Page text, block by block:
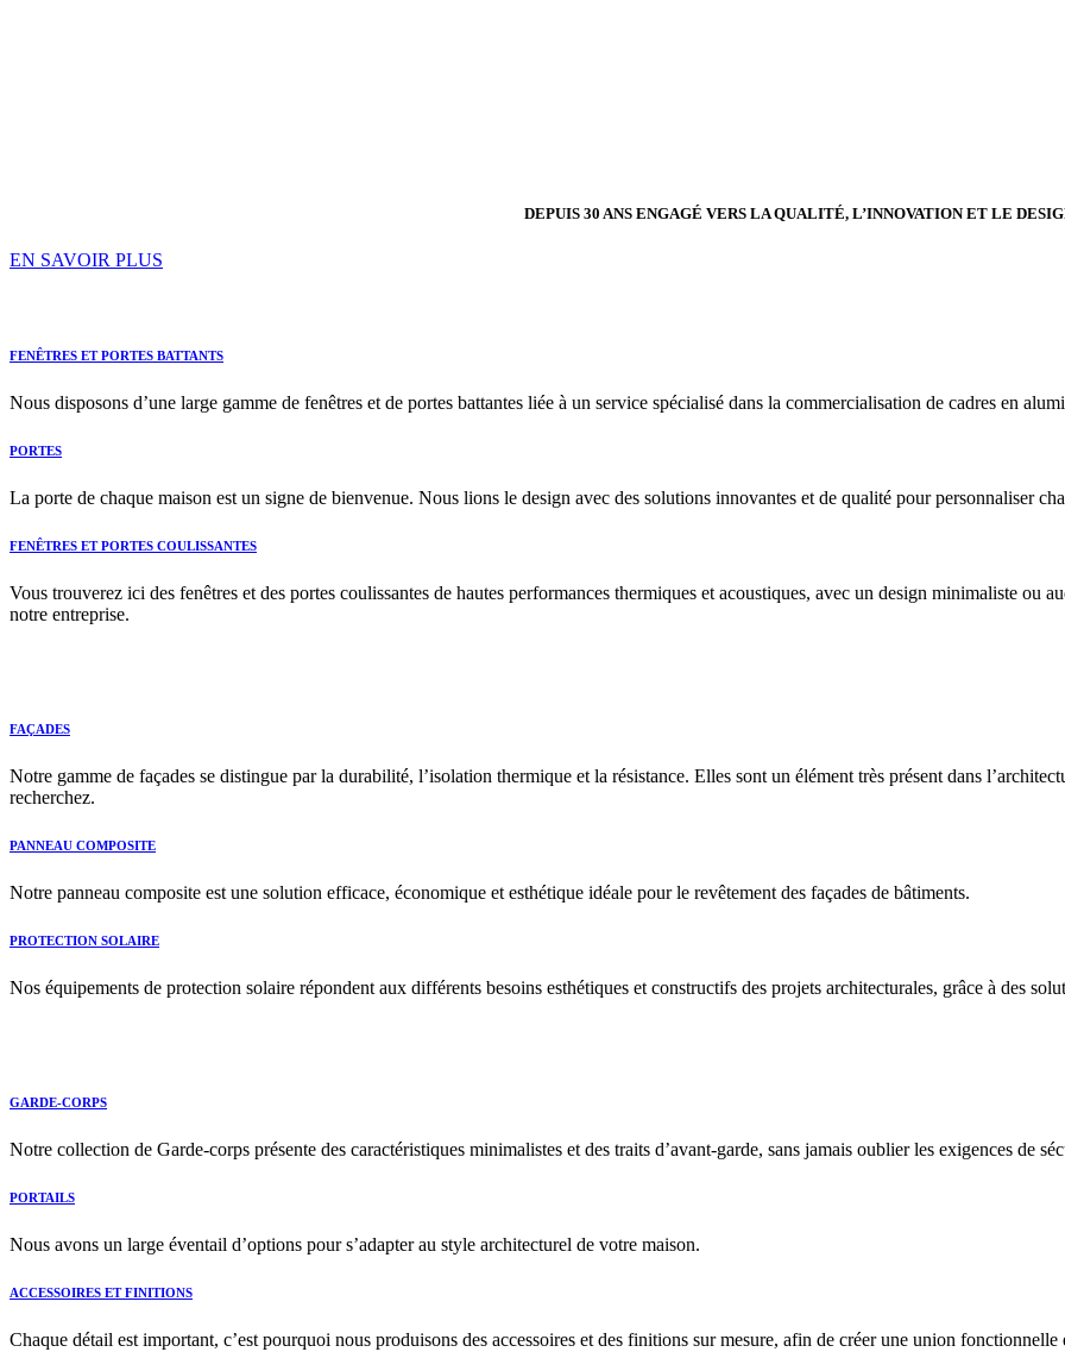
DEPUIS 30 ANS ENGAGÉ VERS LA QUALITÉ, L’INNOVATION ET LE
EN SAVOIR PLUS
FENÊTRES ET PORTES BATTANTS
Nous disposons d’une large gamme de fenêtres et de portes battantes liée à un service spécialisé dans la commercialisation de cadres en
PORTES
La porte de chaque maison est un signe de bienvenue. Nous lions le design avec des solutions innovantes et de qualité pour personnaliser
FENÊTRES ET PORTES COULISSANTES
Vous trouverez ici des fenêtres et des portes coulissantes de hautes performances thermiques et acoustiques, avec un design minimaliste ou
notre entreprise.
FAÇADES
Notre gamme de façades se distingue par la durabilité, l’isolation thermique et la résistance. Elles sont un élément très présent dans
recherchez.
PANNEAU COMPOSITE
Notre panneau composite est une solution efficace, économique et esthétique idéale pour le revêtement des façades de bâtiments.
PROTECTION SOLAIRE
Nos équipements de protection solaire répondent aux différents besoins esthétiques et constructifs des projets architecturales, grâce à des
GARDE-CORPS
Notre collection de Garde-corps présente des caractéristiques minimalistes et des traits d’avant-garde, sans jamais oublier les exigences de
PORTAILS
Nous avons un large éventail d’options pour s’adapter au style architecturel de votre maison.
ACCESSOIRES ET FINITIONS
Chaque détail est important, c’est pourquoi nous produisons des accessoires et des finitions sur mesure, afin de créer une union